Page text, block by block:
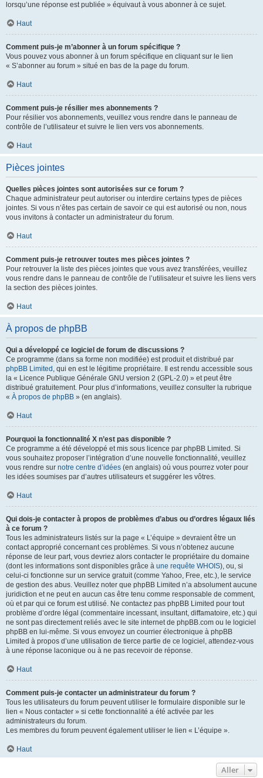
lorsqu’une réponse est publiée » équivaut à vous abonner à ce sujet.
Haut
Comment puis-je m’abonner à un forum spécifique ?
Vous pouvez vous abonner à un forum spécifique en cliquant sur le lien
« S’abonner au forum » situé en bas de la page du forum.
Haut
Comment puis-je résilier mes abonnements ?
Pour résilier vos abonnements, veuillez vous rendre dans le panneau de
contrôle de l’utilisateur et suivre le lien vers vos abonnements.
Haut
Pièces jointes
Quelles pièces jointes sont autorisées sur ce forum ?
Chaque administrateur peut autoriser ou interdire certains types de pièces
jointes. Si vous n’êtes pas certain de savoir ce qui est autorisé ou non, nous
vous invitons à contacter un administrateur du forum.
Haut
Comment puis-je retrouver toutes mes pièces jointes ?
Pour retrouver la liste des pièces jointes que vous avez transférées, veuillez
vous rendre dans le panneau de contrôle de l’utilisateur et suivre les liens vers
la section des pièces jointes.
Haut
À propos de phpBB
Qui a développé ce logiciel de forum de discussions ?
Ce programme (dans sa forme non modifiée) est produit et distribué par
phpBB Limited , qui en est le légitime propriétaire. Il est rendu accessible sous
la « Licence Publique Générale GNU version 2 (GPL-2.0) » et peut être
distribué gratuitement. Pour plus d’informations, veuillez consulter la rubrique
« À propos de phpBB » (en anglais).
Haut
Pourquoi la fonctionnalité X n’est pas disponible ?
Ce programme a été développé et mis sous licence par phpBB Limited. Si
vous souhaitez proposer l’intégration d’une nouvelle fonctionnalité, veuillez
vous rendre sur notre centre d’idées (en anglais) où vous pourrez voter pour
les idées soumises par d’autres utilisateurs et suggérer les vôtres.
Haut
Qui dois-je contacter à propos de problèmes d’abus ou d’ordres légaux liés
à ce forum ?
Tous les administrateurs listés sur la page « L’équipe » devraient être un
contact approprié concernant ces problèmes. Si vous n’obtenez aucune
réponse de leur part, vous devriez alors contacter le propriétaire du domaine
(dont les informations sont disponibles grâce à une requête WHOIS), ou, si
celui-ci fonctionne sur un service gratuit (comme Yahoo, Free, etc.), le service
de gestion des abus. Veuillez noter que phpBB Limited n’a absolument aucune
juridiction et ne peut en aucun cas être tenu comme responsable de comment,
où et par qui ce forum est utilisé. Ne contactez pas phpBB Limited pour tout
problème d’ordre légal (commentaire incessant, insultant, diffamatoire, etc.) qui
ne sont pas directement reliés avec le site internet de phpBB.com ou le logiciel
phpBB en lui-même. Si vous envoyez un courrier électronique à phpBB
Limited à propos d’une utilisation de tierce partie de ce logiciel, attendez-vous
à une réponse laconique ou à ne pas recevoir de réponse.
Haut
Comment puis-je contacter un administrateur du forum ?
Tous les utilisateurs du forum peuvent utiliser le formulaire disponible sur le
lien « Nous contacter » si cette fonctionnalité a été activée par les
administrateurs du forum.
Les membres du forum peuvent également utiliser le lien « L’équipe ».
Haut
Aller